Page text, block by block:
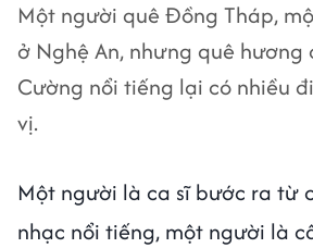
Một người quê Đồng Tháp,
ở Nghệ An, nhưng quê hương
Cường nổi tiếng lại có nhiều
vị.
Một người là ca sĩ bước ra từ
nhạc nổi tiếng, một người là